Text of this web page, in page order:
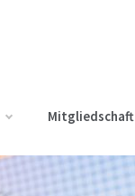
Mitgliedschaft